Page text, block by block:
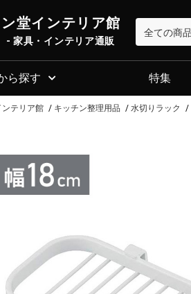
堂インテリア館
- 家具・インテリア通販
ら探す 特集
ンテリア館 キッチン整理用品 水切りラック